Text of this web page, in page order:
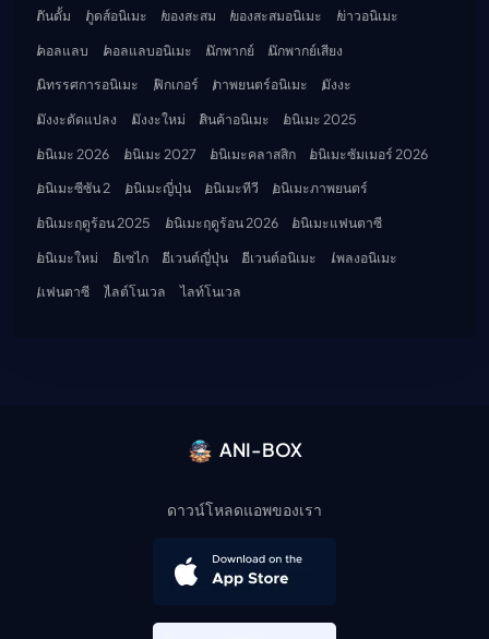
กันดั้ม
กูดส์อนิเมะ ของสะสม ของสะสมอนิเมะ
ข่าวอนิเมะ
คอลแลบ
คอลแลบอนิเมะ นักพากย์
นักพากย์เสียง
นิทรรศการอนิเมะ
ฟิกเกอร์ ภาพยนตร์อนิเมะ
มังงะ
มังงะดัดแปลง
มังงะใหม่ สินค้าอนิเมะ
อนิเมะ 2025
อนิเมะ 2026
อนิเมะ 2027 อนิเมะคลาสสิก
อนิเมะซัมเมอร์ 2026
อนิเมะซีซัน 2
อนิเมะญี่ปุ่น อนิเมะทีวี
อนิเมะภาพยนตร์
อนิเมะฤดูร้อน 2025
อนิเมะฤดูร้อน 2026
อนิเมะแฟนตาซี
อนิเมะใหม่
อิเซไก อีเวนต์ญี่ปุ่น อีเวนต์อนิเมะ
เพลงอนิเมะ
แฟนตาซี
ไลต์โนเวล ไลท์โนเวล
ANI-BOX
ดาวน์โหลดแอพของเรา